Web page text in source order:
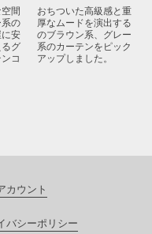
間
の
安
グ
コ
おちついた高級感と重
厚なムードを演出する
のブラウン系、グレー
系のカーテンをピック
アップしました。
カウント
バシーポリシー